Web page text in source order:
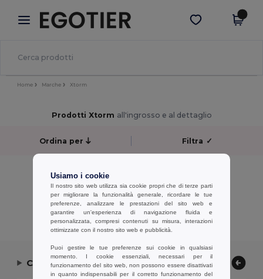
× App Egotier
Prezzi migliori sull'app!
Scarica app
Home Marche Xtorm
Prodotti Xtorm all'ingrosso e al dettaglio
Ordina per Filtra ✓
Visualizzazione Di Tutti I Prodotti.
Contattaci
Usiamo i cookie
Il nostro sito web utilizza sia cookie propri che di terze parti
per migliorare la funzionalità generale, ricordare le tue
preferenze, analizzare le prestazioni del sito web e
garantire un'esperienza di navigazione fluida e
personalizzata, compresi contenuti su misura, interazioni
ottimizzate con il nostro sito web e pubblicità.
Puoi gestire le tue preferenze sui cookie in qualsiasi
momento. I cookie essenziali, necessari per il
funzionamento del sito web, non possono essere disattivati
in quanto indispensabili per il corretto funzionamento del